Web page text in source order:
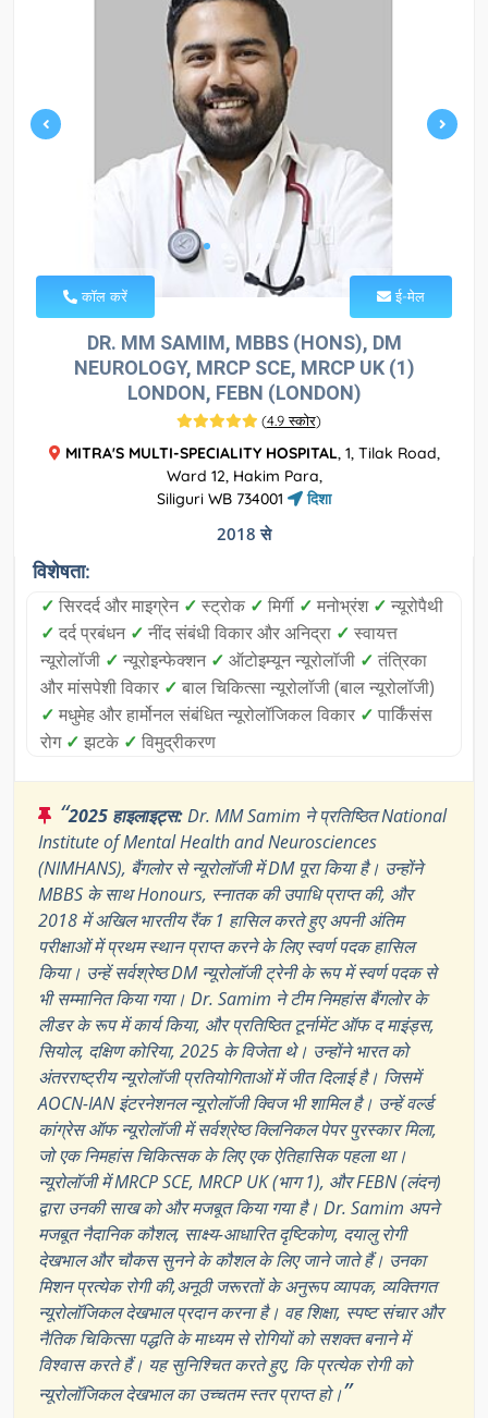
कॉल करें ई-मेल
DR. MM SAMIM, MBBS (HONS), DM
NEUROLOGY, MRCP SCE, MRCP UK (1)
LONDON, FEBN (LONDON)
(4.9 स्कोर)
MITRA'S MULTI-SPECIALITY HOSPITAL, 1, Tilak Road,
Ward 12, Hakim Para,
Siliguri WB 734001
दिशा
2018 से
विशेषता:
✓ सिरदर्द और माइग्रेन ✓ स्ट्रोक ✓ मिर्गी ✓ मनोभ्रंश ✓ न्यूरोपैथी
✓ दर्द प्रबंधन ✓ नींद संबंधी विकार और अनिद्रा ✓ स्वायत्त
न्यूरोलॉजी ✓ न्यूरोइन्फेक्शन ✓ ऑटोइम्यून न्यूरोलॉजी ✓ तंत्रिका
और मांसपेशी विकार ✓ बाल चिकित्सा न्यूरोलॉजी (बाल न्यूरोलॉजी)
✓ मधुमेह और हार्मोनल संबंधित न्यूरोलॉजिकल विकार ✓ पार्किंसंस
रोग ✓ झटके ✓ विमुद्रीकरण
“2025 हाइलाइट्स:Dr. MM Samim ने प्रतिष्ठित National
Institute of Mental Health and Neurosciences
(NIMHANS), बैंगलोर से न्यूरोलॉजी में DM पूरा किया है। उन्होंने
MBBS के साथ Honours, स्नातक की उपाधि प्राप्त की, और
2018 में अखिल भारतीय रैंक 1 हासिल करते हुए अपनी अंतिम
परीक्षाओं में प्रथम स्थान प्राप्त करने के लिए स्वर्ण पदक हासिल
किया। उन्हें सर्वश्रेष्ठ DM न्यूरोलॉजी ट्रेनी के रूप में स्वर्ण पदक से
भी सम्मानित किया गया। Dr. Samim ने टीम निमहांस बैंगलोर के
लीडर के रूप में कार्य किया, और प्रतिष्ठित टूर्नामेंट ऑफ द माइंड्स,
सियोल, दक्षिण कोरिया, 2025 के विजेता थे। उन्होंने भारत को
अंतरराष्ट्रीय न्यूरोलॉजी प्रतियोगिताओं में जीत दिलाई है। जिसमें
AOCN-IAN इंटरनेशनल न्यूरोलॉजी क्विज भी शामिल है। उन्हें वर्ल्ड
कांग्रेस ऑफ न्यूरोलॉजी में सर्वश्रेष्ठ क्लिनिकल पेपर पुरस्कार मिला,
जो एक निमहांस चिकित्सक के लिए एक ऐतिहासिक पहला था।
न्यूरोलॉजी में MRCP SCE, MRCP UK (भाग 1), और FEBN (लंदन)
द्वारा उनकी साख को और मजबूत किया गया है। Dr. Samim अपने
मजबूत नैदानिक कौशल, साक्ष्य-आधारित दृष्टिकोण, दयालु रोगी
देखभाल और चौकस सुनने के कौशल के लिए जाने जाते हैं। उनका
मिशन प्रत्येक रोगी की,अनूठी जरूरतों के अनुरूप व्यापक, व्यक्तिगत
न्यूरोलॉजिकल देखभाल प्रदान करना है। वह शिक्षा, स्पष्ट संचार और
नैतिक चिकित्सा पद्धति के माध्यम से रोगियों को सशक्त बनाने में
विश्वास करते हैं। यह सुनिश्चित करते हुए, कि प्रत्येक रोगी को
न्यूरोलॉजिकल देखभाल का उच्चतम स्तर प्राप्त हो।”